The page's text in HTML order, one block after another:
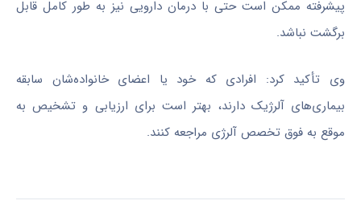
پیشرفته ممکن است حتی با درمان دارویی نیز به طور کامل قابل
برگشت نباشد.
وی تأکید کرد: افرادی که خود یا اعضای خانواده‌شان سابقه
بیماری‌های آلرژیک دارند، بهتر است برای ارزیابی و تشخیص به‌
موقع به فوق‌ تخصص آلرژی مراجعه کنند.